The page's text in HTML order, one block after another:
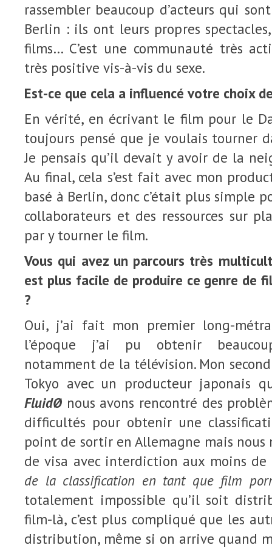
rassembler beaucoup d’acteurs qui
Berlin : ils ont leurs propres
films… C’est une communauté très
très positive vis-à-vis du sexe.
Est-ce que cela a influencé votre choix
En vérité, en écrivant le film pour le
toujours pensé que je voulais tourner
Je pensais qu’il devait y avoir de la
Au final, cela s’est fait avec mon
basé à Berlin, donc c’était plus simple
collaborateurs et des ressources sur
par y tourner le film.
Vous qui avez un parcours très
est plus facile de produire ce genre de
?
Oui, j’ai fait mon premier long-
l’époque j’ai pu obtenir
notamment de la télévision. Mon
Tokyo avec un producteur japonais
FluidØ nous avons rencontré des
difficultés pour obtenir une
point de sortir en Allemagne mais nous
de visa avec interdiction aux moins
de la classification en tant que film
totalement impossible qu’il soit
film-là, c’est plus compliqué que les
distribution, même si on arrive quand